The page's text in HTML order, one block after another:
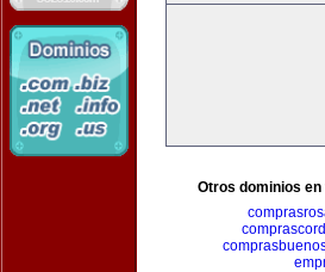
Otros dominios en